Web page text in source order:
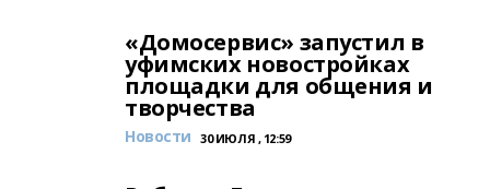
«Домосервис» запустил в
уфимских новостройках
площадки для общения и
творчества
Новости 30 ИЮЛЯ , 12:59